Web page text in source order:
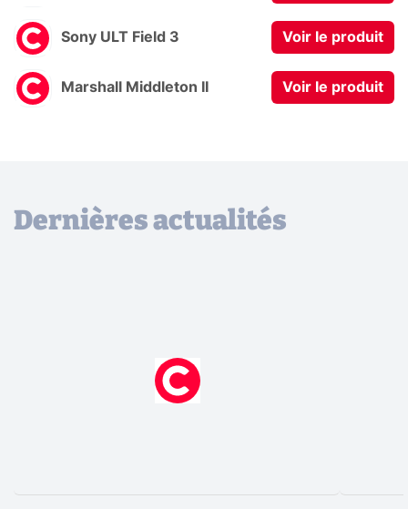
Sony ULT Field 3 Voir le produit
Marshall Middleton II Voir le produit
Dernières actualités